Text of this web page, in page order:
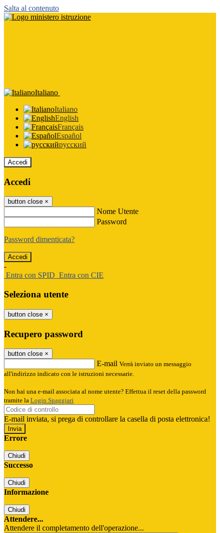
Salta al contenuto
Italiano
Italiano
English
Français
Español
русский
Accedi
Accedi
button close ×
Nome Utente
Password
Password dimenticata?
-
Entra con SPID Entra con CIE
Seleziona utente
button close ×
Recupero password
button close ×
E-mail Verrà inviato un messaggio
all'indirizzo indicato con le istruzioni necessarie.
Non hai una e-mail associata al nome utente? Effettua il reset della password
tramite la Login Spaggiari
E-mail inviata, si prega di controllare la casella di posta elettronica!
Errore
Chiudi
Successo
Chiudi
Informazione
Chiudi
Attendere...
Attendere il completamento dell'operazione...